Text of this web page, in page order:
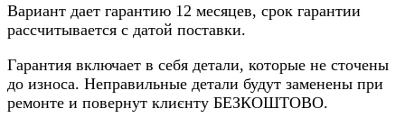
Вариант дает гарантию 12 месяцев, срок гарантии
рассчитывается с датой поставки.
Гарантия включает в себя детали, которые не сточены
до износа. Неправильные детали будут заменены при
ремонте и повернут клиєнту БЕЗКОШТОВО.